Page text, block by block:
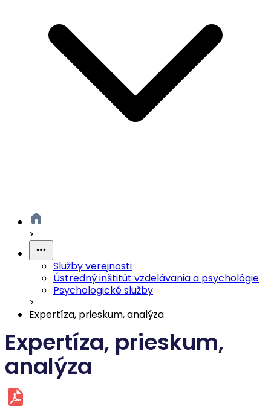
>
Služby verejnosti
Ústredný inštitút vzdelávania a psychológie
Psychologické služby
>
Expertíza, prieskum, analýza
Expertíza, prieskum,
analýza